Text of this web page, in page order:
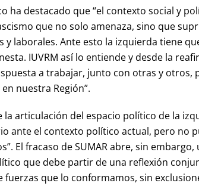
ha destacado que “el contexto social y
que no solo amenaza, sino que
y laborales. Ante esto la izquierda tiene
IUVRM así lo entiende y desde la
a trabajar, junto con otras y otros,
nuestra Región”.
la articulación del espacio político de la
ante el contexto político actual, pero no
El fracaso de SUMAR abre, sin
que debe partir de una reflexión
que lo conformamos, sin